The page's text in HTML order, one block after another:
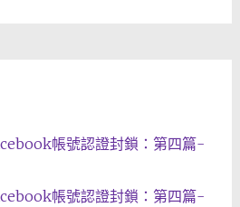
帳號認證封鎖：第四篇-
帳號認證封鎖：第四篇-